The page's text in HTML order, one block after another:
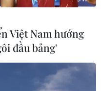
Việt Nam hướng
đầu bảng'